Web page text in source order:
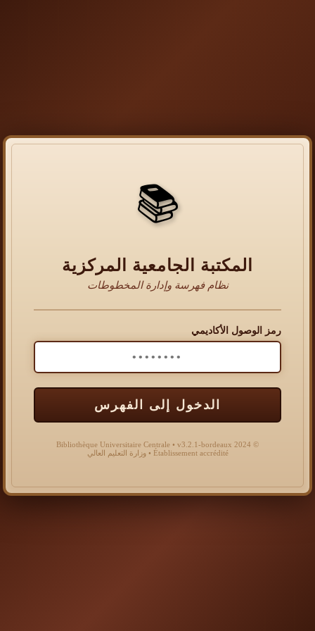
📚
المكتبة الجامعية المركزية
نظام فهرسة وإدارة المخطوطات
رمز الوصول الأكاديمي
الدخول إلى الفهرس
© 2024 Bibliothèque Universitaire Centrale • v3.2.1-bordeaux
Établissement accrédité • وزارة التعليم العالي